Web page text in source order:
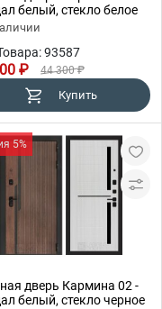
белый, стекло белое
93587
₽ 44 300 ₽
Купить
5%
дверь Кармина 02 -
белый, стекло черное